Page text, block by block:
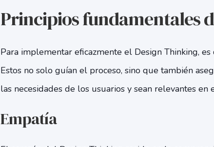
Principios fundamentales
Para implementar eficazmente el Design Thinking,
Estos no solo guían el proceso, sino que también
las necesidades de los usuarios y sean relevantes en
Empatía